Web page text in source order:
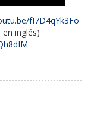
fI7D4qYk3Fo
inglés)